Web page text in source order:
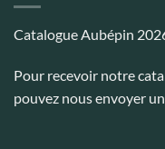
Catalogue Aubépin
Pour recevoir notre
pouvez nous envoyer